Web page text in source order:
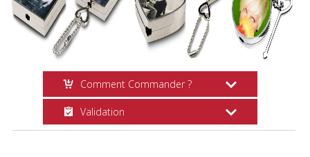
Comment Commander ?
Création en Ligne
Validation